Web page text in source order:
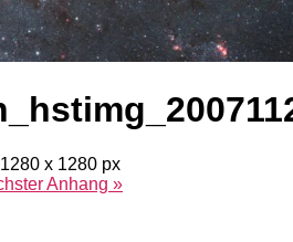
1280 x 1280 px
Anhang »